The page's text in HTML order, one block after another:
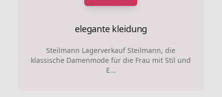
elegante kleidung
Steilmann Lagerverkauf Steilmann, die
klassische Damenmode für die Frau mit Stil und
E...